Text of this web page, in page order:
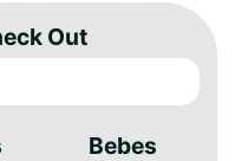
Out
Bebes